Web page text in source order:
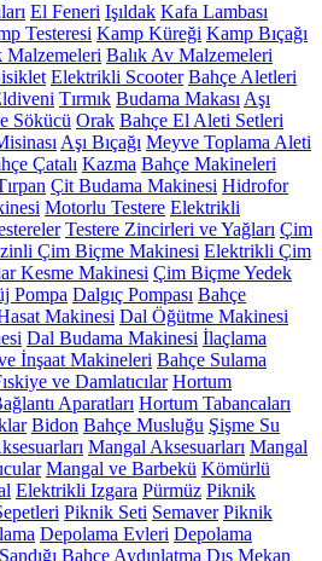
El Feneri Işıldak Kafa Lambası
Testeresi Kamp Küreği Kamp Bıçağı
Malzemeleri Balık Av Malzemeleri
Elektrikli Scooter Bahçe Aletleri
Tırmık Budama Makası Aşı
Sökücü Orak Bahçe El Aleti Setleri
Aşı Bıçağı Meyve Toplama Aleti
Çatalı Kazma Bahçe Makineleri
Çit Budama Makinesi Hidrofor
Motorlu Testere Elektrikli
Testere Zincirleri ve Yağları Çim
Çim Biçme Makinesi Elektrikli Çim
Kesme Makinesi Çim Biçme Yedek
Pompa Dalgıç Pompası Bahçe
Makinesi Dal Öğütme Makinesi
Dal Budama Makinesi İlaçlama
İnşaat Makineleri Bahçe Sulama
ve Damlatıcılar Hortum
Aparatları Hortum Tabancaları
Bidon Bahçe Musluğu Şişme Su
Mangal Aksesuarları Mangal
Mangal ve Barbekü Kömürlü
Elektrikli Izgara Pürmüz Piknik
Piknik Seti Semaver Piknik
Depolama Evleri Depolama
Bahçe Aydınlatma Dış Mekan